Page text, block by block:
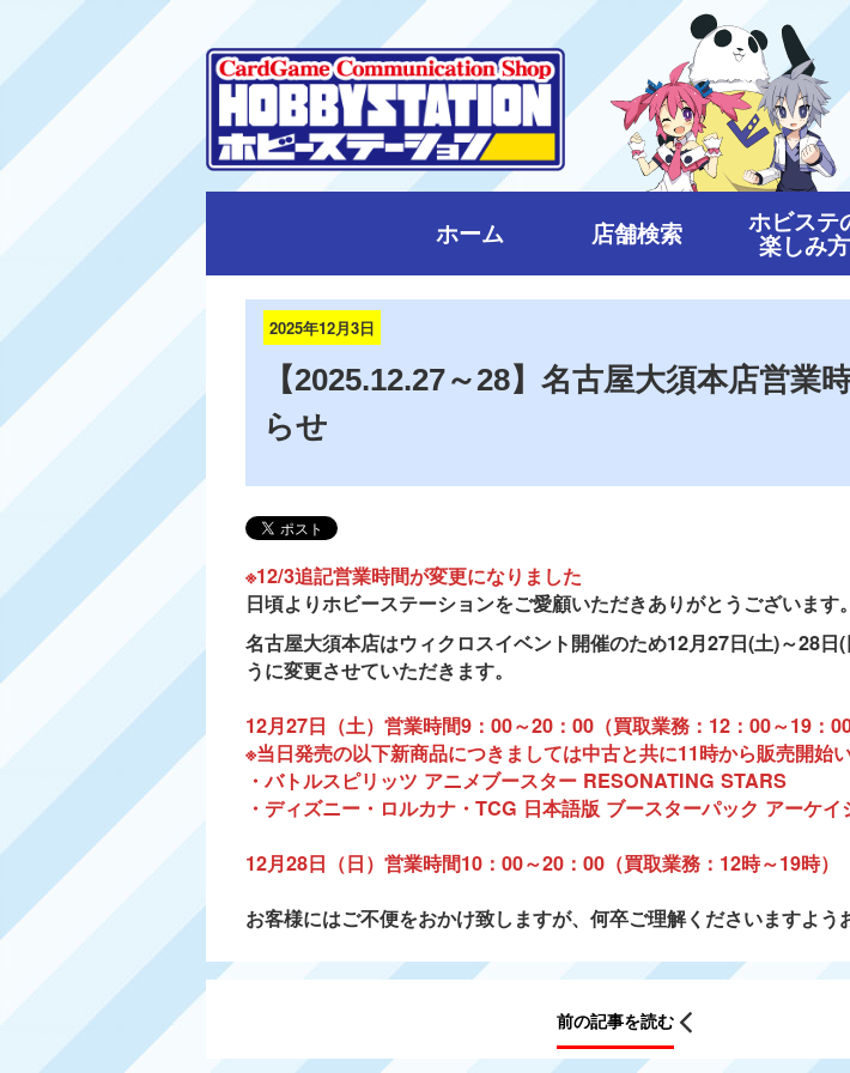
ホーム 店舗検索 ホビステ
楽しみ方
2025年12月3日
【2025.12.27～28】名古屋大須本店営業
らせ
※12/3追記営業時間が変更になりました
日頃よりホビーステーションをご愛顧いただきありがとうございます。
名古屋大須本店はウィクロスイベント開催のため12月27日(土)～28日
うに変更させていただきます。
12月27日（土）営業時間9：00～20：00（買取業務：12：00～19：00
※当日発売の以下新商品につきましては中古と共に11時から販売開始い
・バトルスピリッツ アニメブースター RESONATING STARS
・ディズニー・ロルカナ・TCG 日本語版 ブースターパック アーケイ
12月28日（日）営業時間10：00～20：00（買取業務：12時～19時）
お客様にはご不便をおかけ致しますが、何卒ご理解くださいますよう
前の記事を読む